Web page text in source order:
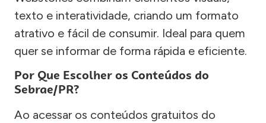
texto e interatividade, criando um formato
atrativo e fácil de consumir. Ideal para quem
quer se informar de forma rápida e eficiente.
Por Que Escolher os Conteúdos do
Sebrae/PR?
Ao acessar os conteúdos gratuitos do